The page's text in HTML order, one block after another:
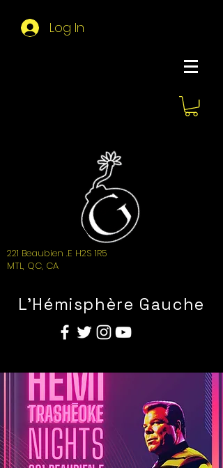
Log In
221 Beaubien .E H2S 1R5
MTL, QC, CA
L'Hémisphère Gauche